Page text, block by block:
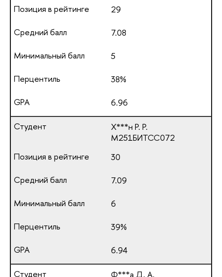
29
7.08
5
38%
6.96
Х***н Р. Р.
М251БИТСС072
30
7.09
6
39%
6.94
Ф***а Д. А.